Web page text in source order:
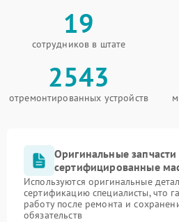
19
сотрудников в штате
2543
отремонтированных устройств
Оригинальные запчасти
сертифицированные
Используются оригинальные
сертификацию специалисты, что
работу после ремонта и
обязательств